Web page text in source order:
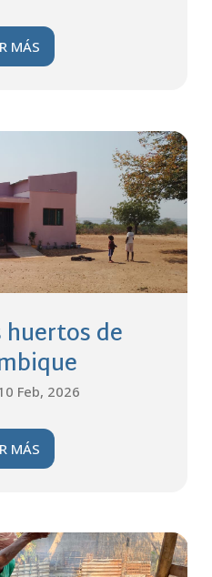
MÁS
huertos de
Feb, 2026
MÁS